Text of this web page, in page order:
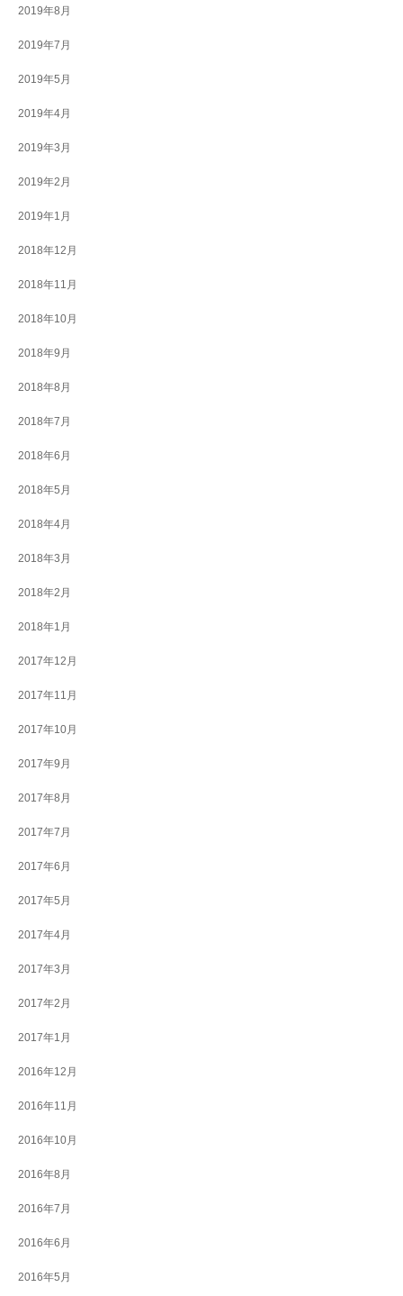
2019年8月
2019年7月
2019年5月
2019年4月
2019年3月
2019年2月
2019年1月
2018年12月
2018年11月
2018年10月
2018年9月
2018年8月
2018年7月
2018年6月
2018年5月
2018年4月
2018年3月
2018年2月
2018年1月
2017年12月
2017年11月
2017年10月
2017年9月
2017年8月
2017年7月
2017年6月
2017年5月
2017年4月
2017年3月
2017年2月
2017年1月
2016年12月
2016年11月
2016年10月
2016年8月
2016年7月
2016年6月
2016年5月